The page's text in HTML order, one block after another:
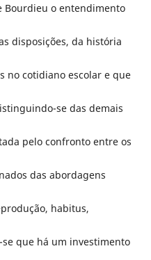
Bourdieu o entendimento
disposições, da história
no cotidiano escolar e que
se das demais
pelo confronto entre os
das abordagens
habitus,
que há um investimento